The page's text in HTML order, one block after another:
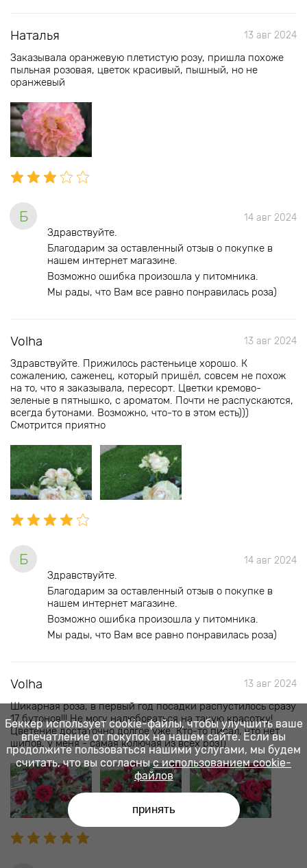
Наталья 13 авг 2024
Заказывала оранжевую плетистую розу, пришла похоже
пыльная розовая, цветок красивый, пышный, но не
оранжевый
Б 14 авг 2024
Здравствуйте.
Благодарим за оставленный отзыв о покупке в
нашем интернет магазине.
Возможно ошибка произошла у питомника.
Мы рады, что Вам все равно понравилась роза)
Volha 13 авг 2024
Здравствуйте. Прижилось растеньице хорошо. К
сожалению, саженец, который пришёл, совсем не похож
на то, что я заказывала, пересорт. Цветки кремово-
зеленые в пятнышко, с ароматом. Почти не распускаются,
всегда бутонами. Возможно, что-то в этом есть)))
Смотрится приятно
Б 14 авг 2024
Здравствуйте.
Благодарим за оставленный отзыв о покупке в
нашем интернет магазине.
Возможно ошибка произошла у питомника.
Мы рады, что Вам все равно понравилась роза)
Volha 13 авг 2024
Шикарная роза, в первый год посадки распустилось сразу
17 бутонов!!! Не могу налюбоваться на такую красотку!
Цветение достаточно долгое уже. Кто-то писал, что нет
шипов, у меня - самая колючая из всех роз))
Беккер использует cookie-файлы, чтобы улучшить ваше
впечатление от покупок на нашем сайте. Если вы
продолжите пользоваться нашими услугами, мы будем
считать, что вы согласны с использованием cookie-
файлов
принять